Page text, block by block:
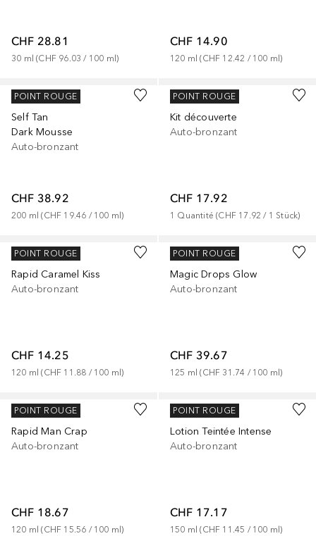
CHF 28.81
30 ml (CHF 96.03 / 100 ml)
CHF 14.90
120 ml (CHF 12.42 / 100 ml)
ST.TROPEZ
Self Tan
Dark Mousse
Auto-bronzant
CHF 38.92
200 ml (CHF 19.46 / 100 ml)
POINT ROUGE
REVITASUN
Kit découverte
Auto-bronzant
CHF 17.92
1 Quantité (CHF 17.92 / 1 Stück)
POINT ROUGE
THE FOX TAN
Rapid Caramel Kiss
Auto-bronzant
CHF 14.25
120 ml (CHF 11.88 / 100 ml)
POINT ROUGE
COLLISTAR
Magic Drops Glow
Auto-bronzant
CHF 39.67
125 ml (CHF 31.74 / 100 ml)
POINT ROUGE
THE FOX TAN
Rapid Man Crap
Auto-bronzant
CHF 18.67
120 ml (CHF 15.56 / 100 ml)
POINT ROUGE
ACADÉMIE
Lotion Teintée Intense
Auto-bronzant
CHF 17.17
150 ml (CHF 11.45 / 100 ml)
POINT ROUGE